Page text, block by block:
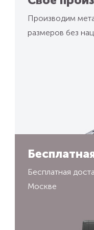
Производим
размеров без
Бесплатная
Москве